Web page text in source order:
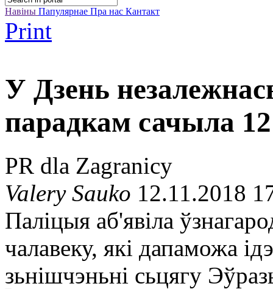
Навіны Папулярнае Пра нас Кантакт
Print
У Дзень
парадкам сачыла
PR dla Zagranicy
Valery Sauko 12.11.2018
Паліцыя аб'явіла
чалавеку, які дапаможа
зьнішчэньні сьцягу